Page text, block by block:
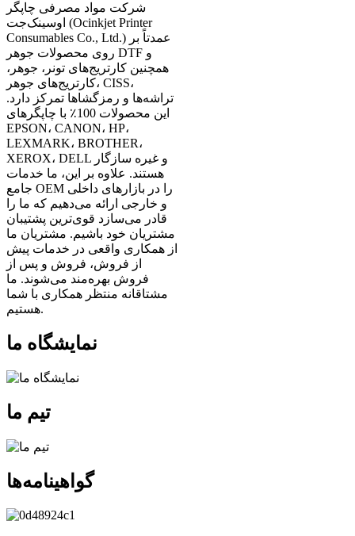
شرکت مواد مصرفی چاپگر
اوسینک‌جت (Ocinkjet Printer
Consumables Co., Ltd.) عمدتاً بر
روی محصولات جوهر DTF و
همچنین کارتریج‌های تونر، جوهر،
کارتریج‌های جوهر، CISS،
تراشه‌ها و رمزگشاها تمرکز دارد.
این محصولات 100٪ با چاپگرهای
EPSON، CANON، HP،
LEXMARK، BROTHER،
XEROX، DELL و غیره سازگار
هستند. علاوه بر این، ما خدمات
جامع OEM را در بازارهای داخلی
و خارجی ارائه می‌دهیم که ما را
قادر می‌سازد قوی‌ترین پشتیبان
مشتریان خود باشیم. مشتریان ما
از همکاری واقعی در خدمات پیش
از فروش، فروش و پس از
فروش بهره‌مند می‌شوند. ما
مشتاقانه منتظر همکاری با شما
هستیم.
نمایشگاه ما
تیم ما
گواهینامه‌ها